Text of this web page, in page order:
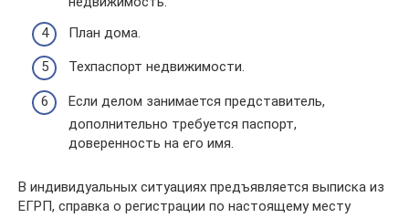
План дома.
Техпаспорт недвижимости.
Если делом занимается представитель,
дополнительно требуется паспорт,
доверенность на его имя.
В индивидуальных ситуациях предъявляется выписка из
ЕГРП, справка о регистрации по настоящему месту